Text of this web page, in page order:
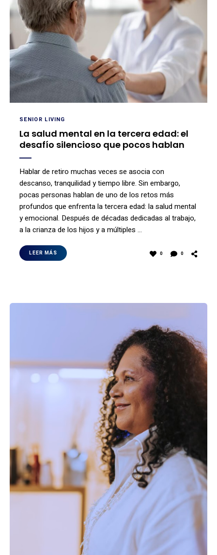
SENIOR LIVING
La salud mental en la tercera edad: el
desafío silencioso que pocos hablan
Hablar de retiro muchas veces se asocia con
descanso, tranquilidad y tiempo libre. Sin embargo,
pocas personas hablan de uno de los retos más
profundos que enfrenta la tercera edad: la salud mental
y emocional. Después de décadas dedicadas al trabajo,
a la crianza de los hijos y a múltiples …
LEER MÁS 0 0